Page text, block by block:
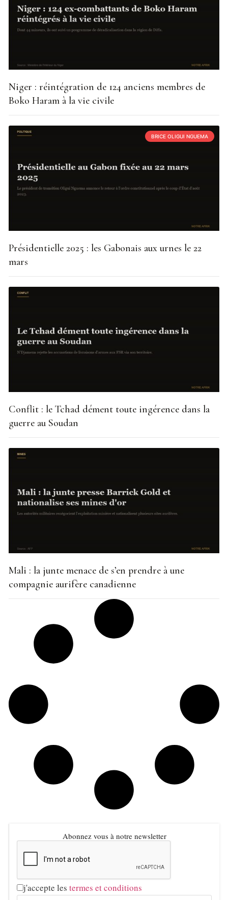
Niger : réintégration de 124 anciens membres de
Boko Haram à la vie civile
BRICE OLIGUI NGUEMA
Présidentielle 2025 : les Gabonais aux urnes le 22
mars
Conflit : le Tchad dément toute ingérence dans la
guerre au Soudan
Mali : la junte menace de s’en prendre à une
compagnie aurifère canadienne
Abonnez vous à notre newsletter
j'accepte les termes et conditions